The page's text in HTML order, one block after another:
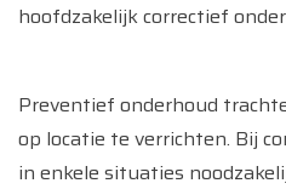
hoofdzakelijk correctief
Preventief onderhoud
op locatie te verrichten. Bij
in enkele situaties